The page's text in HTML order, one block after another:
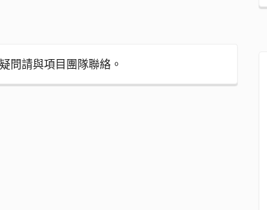
問請與項目團隊聯絡。